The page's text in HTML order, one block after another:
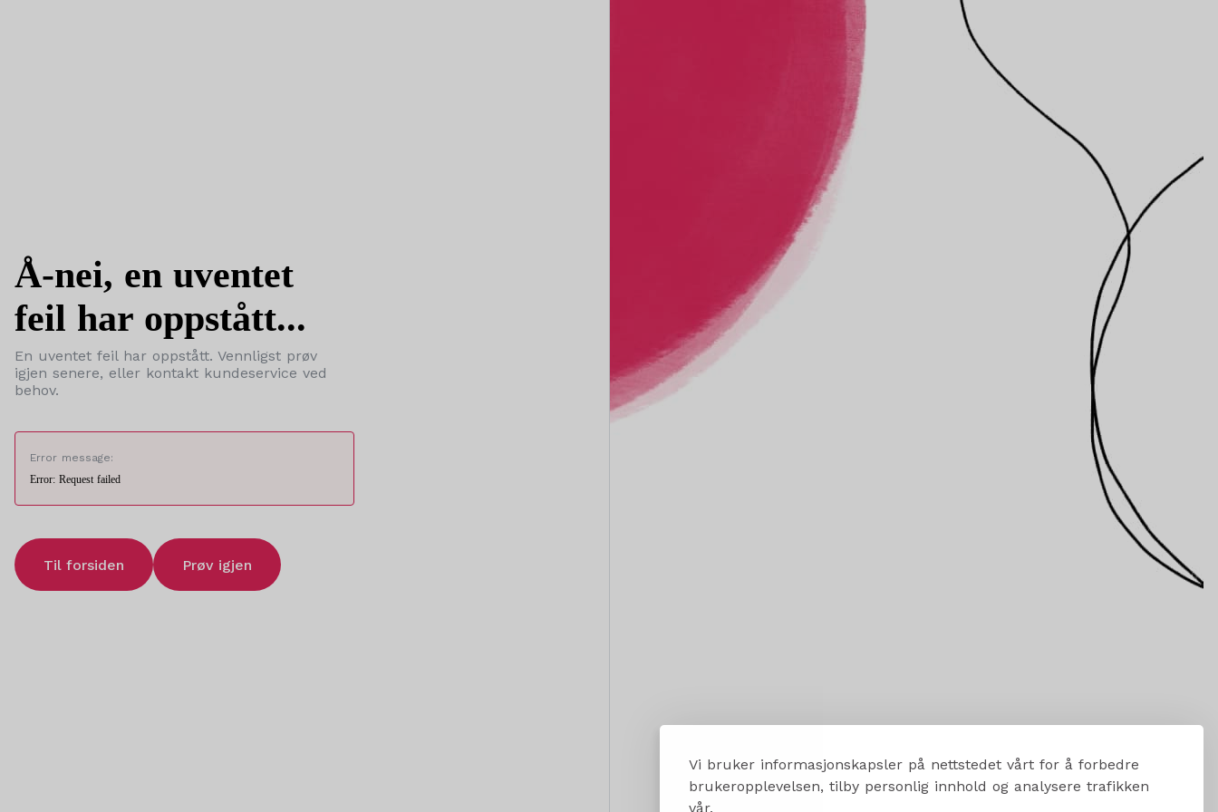
Vi bruker informasjonskapsler på nettstedet vårt for å forbedre
brukeropplevelsen, tilby personlig innhold og analysere trafikken
vår.
Å-nei, en uventet
feil har oppstått...
En uventet feil har oppstått. Vennligst prøv
igjen senere, eller kontakt kundeservice ved
behov.
Error message:
Error: Request failed
Til forsiden Prøv igjen